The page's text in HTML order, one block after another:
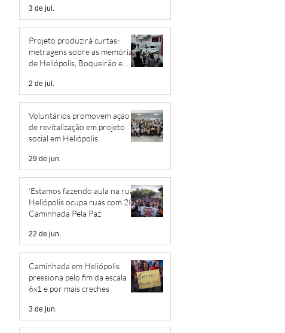
3 de jul.
Projeto produzirá curtas-
metragens sobre as memórias
de Heliópolis, Boqueirão e
2 de jul.
Voluntários promovem ação
de revitalização em projeto
social em Heliópolis
29 de jun.
‘Estamos fazendo aula na rua’:
Heliópolis ocupa ruas com 28ª
Caminhada Pela Paz
22 de jun.
Caminhada em Heliópolis
pressiona pelo fim da escala
6x1 e por mais creches
3 de jun.